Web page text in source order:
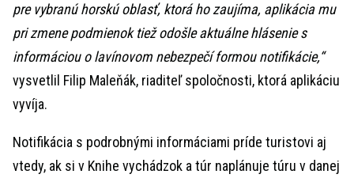
pre vybranú horskú oblasť, ktorá ho zaujíma, aplikácia mu
pri zmene podmienok tiež odošle aktuálne hlásenie s
informáciou o lavínovom nebezpečí formou notifikácie,“
vysvetlil Filip Maleňák, riaditeľ spoločnosti, ktorá aplikáciu
vyvíja.
Notifikácia s podrobnými informáciami príde turistovi aj
vtedy, ak si v Knihe vychádzok a túr naplánuje túru v danej